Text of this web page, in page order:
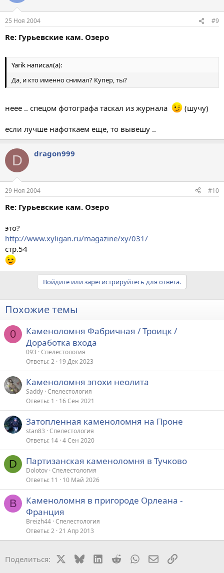
25 Ноя 2004 #9
Re: Гурьевские кам. Озеро
Yarik написал(а):
Да, и кто именно снимал? Купер, ты?
неее .. спецом фотографа таскал из журнала (шучу)
если лучше нафоткаем еще, то вывешу ..
D dragon999
29 Ноя 2004 #10
Re: Гурьевские кам. Озеро
это?
http://www.xyligan.ru/magazine/xy/031/
стр.54
Войдите или зарегистрируйтесь для ответа.
Похожие темы
0
Каменоломня Фабричная / Троицк /
Доработка входа
093 Спелестология
Ответы 2 19 Дек 2023
Каменоломня эпохи неолита
Saddy Спелестология
Ответы 1 16 Сен 2021
Затопленная каменоломня на Проне
stan83 Спелестология
Ответы 14 4 Сен 2020
D Партизанская каменоломня в Тучково
Dolotov Спелестология
Ответы 11 10 Май 2026
B
Каменоломня в пригороде Орлеана -
Франция
Breizh44 Спелестология
Ответы 2 21 Апр 2013
Поделиться: BlueskyLinkedIn
RedditWhatsAppЭлектронная
Ссылка